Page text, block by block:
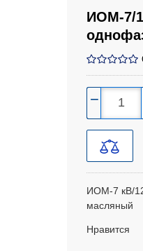
ИОМ-7/
−
ИОМ-7 кВ/
масляный
Нравится